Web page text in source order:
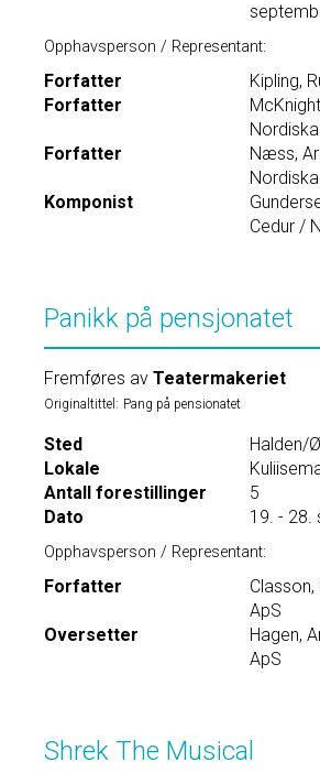
Opphavsperson / Representant:
Forfatter
Kipling,
Forfatter
Forfatter
Næss,
Komponist
Cedur /
Panikk på pensjonatet
Fremføres av Teatermakeriet
Originaltittel: Pang på pensionatet
Sted
Halden/
Lokale
Antall forestillinger
5
Dato
19. - 28.
Opphavsperson / Representant:
Forfatter
ApS
Oversetter
Hagen,
ApS
Shrek The Musical